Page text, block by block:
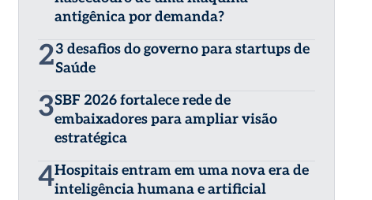
antigênica por demanda?
23 desafios do governo para startups de
Saúde
3SBF 2026 fortalece rede de
embaixadores para ampliar visão
estratégica
4Hospitais entram em uma nova era de
inteligência humana e artificial